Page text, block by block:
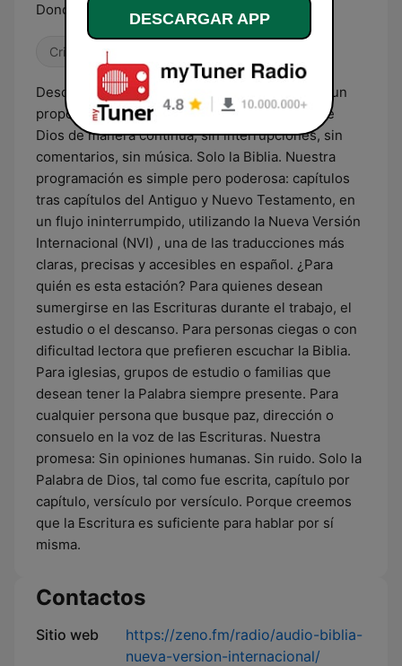
Donde la Biblia se escucha y el cielo se siente.
Cristiana
Descripción de la Estación Esta estación tiene un
propósito único y claro: transmitir la Palabra de
Dios de manera continua, sin interrupciones, sin
comentarios, sin música. Solo la Biblia. Nuestra
programación es simple pero poderosa: capítulos
tras capítulos del Antiguo y Nuevo Testamento, en
un flujo ininterrumpido, utilizando la Nueva Versión
Internacional (NVI) , una de las traducciones más
claras, precisas y accesibles en español. ¿Para
quién es esta estación? Para quienes desean
sumergirse en las Escrituras durante el trabajo, el
estudio o el descanso. Para personas ciegas o con
dificultad lectora que prefieren escuchar la Biblia.
Para iglesias, grupos de estudio o familias que
desean tener la Palabra siempre presente. Para
cualquier persona que busque paz, dirección o
consuelo en la voz de las Escrituras. Nuestra
promesa: Sin opiniones humanas. Sin ruido. Solo la
Palabra de Dios, tal como fue escrita, capítulo por
capítulo, versículo por versículo. Porque creemos
que la Escritura es suficiente para hablar por sí
misma.
Contactos
Sitio web
https://zeno.fm/radio/audio-biblia-
nueva-version-internacional/
DESCARGAR APP